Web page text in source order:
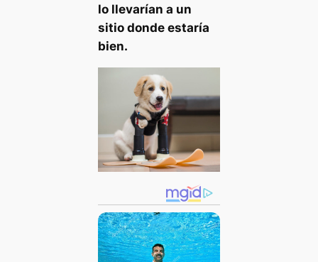
lo llevarían a un
sitio donde estaría
bien.